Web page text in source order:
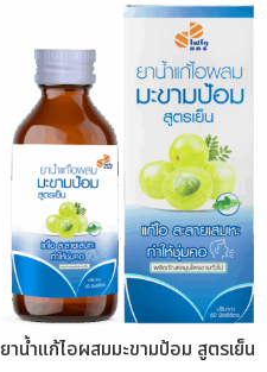
ยาน้ำแก้ไอผสมมะขามป้อม สูตรเย็น